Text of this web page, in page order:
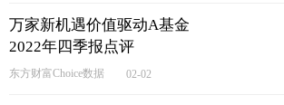
万家新机遇价值驱动A基金
2022年四季报点评
东方财富Choice数据 02-02